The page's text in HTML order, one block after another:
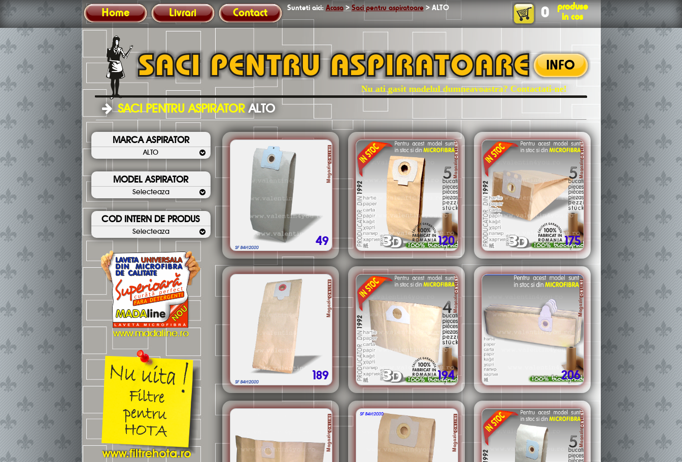
Home Livrari Contact Sunteti aici: Acasa> Saci pentru aspiratoare> ALTO 0
produse
in cos
INFO
Nu ati gasit modelul dumneavoastra? Contactati-ne!
SACI PENTRU ASPIRATORALTO
MARCA ASPIRATOR
ALTO
MODEL ASPIRATOR
Selecteaza
COD INTERN DE PRODUS
Selecteaza
49 120 175
189 194 206